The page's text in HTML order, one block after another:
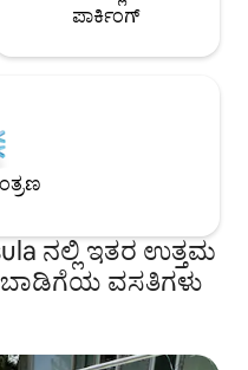
ಪಾರ್ಕಿಂಗ್
ನಲ್ಲಿ ಇತರ ಉತ್ತಮ
ವಸತಿಗಳು